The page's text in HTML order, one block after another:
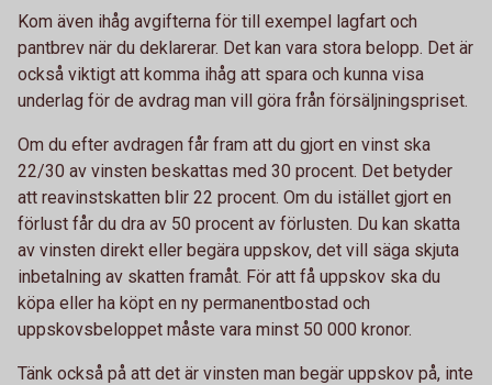
Kom även ihåg avgifterna för till exempel lagfart och
pantbrev när du deklarerar. Det kan vara stora belopp. Det är
också viktigt att komma ihåg att spara och kunna visa
underlag för de avdrag man vill göra från försäljningspriset.
Om du efter avdragen får fram att du gjort en vinst ska
22/30 av vinsten beskattas med 30 procent. Det betyder
att reavinstskatten blir 22 procent. Om du istället gjort en
förlust får du dra av 50 procent av förlusten. Du kan skatta
av vinsten direkt eller begära uppskov, det vill säga skjuta
inbetalning av skatten framåt. För att få uppskov ska du
köpa eller ha köpt en ny permanentbostad och
uppskovsbeloppet måste vara minst 50 000 kronor.
Tänk också på att det är vinsten man begär uppskov på, inte